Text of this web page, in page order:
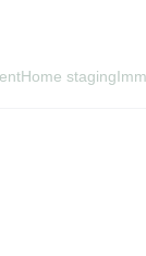
Home staging